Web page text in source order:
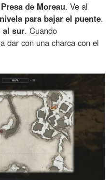
de Moreau. Ve al
para bajar el puente.
al sur. Cuando
dar con una charca con el